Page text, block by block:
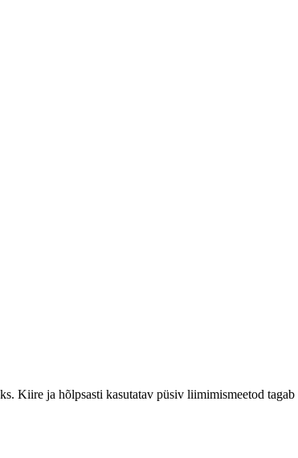
Kiire ja hõlpsasti kasutatav püsiv liimimismeetod